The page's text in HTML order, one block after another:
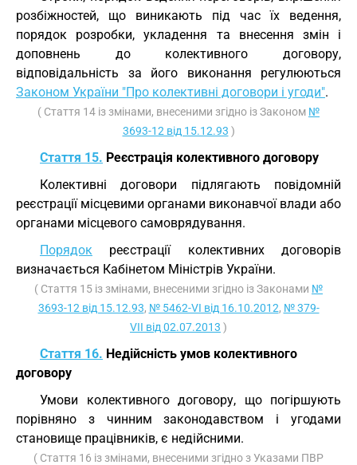
розбіжностей, що виникають під час їх ведення,
порядок розробки, укладення та внесення змін і
доповнень до колективного договору,
відповідальність за його виконання регулюються
Законом України "Про колективні договори і угоди".
( Стаття 14 із змінами, внесеними згідно із Законом №
3693-12 від 15.12.93 )
Стаття 15. Реєстрація колективного договору
Колективні договори підлягають повідомній
реєстрації місцевими органами виконавчої влади або
органами місцевого самоврядування.
Порядок реєстрації колективних договорів
визначається Кабінетом Міністрів України.
( Стаття 15 із змінами, внесеними згідно із Законами №
3693-12 від 15.12.93, № 5462-VI від 16.10.2012, № 379-
VII від 02.07.2013 )
Стаття 16. Недійсність умов колективного
договору
Умови колективного договору, що погіршують
порівняно з чинним законодавством і угодами
становище працівників, є недійсними.
( Стаття 16 із змінами, внесеними згідно з Указами ПВР